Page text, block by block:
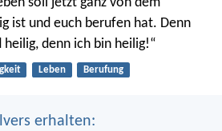
ist und euch berufen hat. Denn
heilig, denn ich bin heilig!“
Leben Berufung
erhalten: